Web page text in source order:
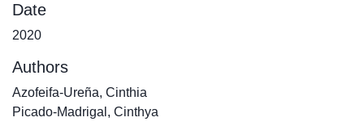
Date
2020
Authors
Azofeifa-Ureña, Cinthia
Picado-Madrigal, Cinthya